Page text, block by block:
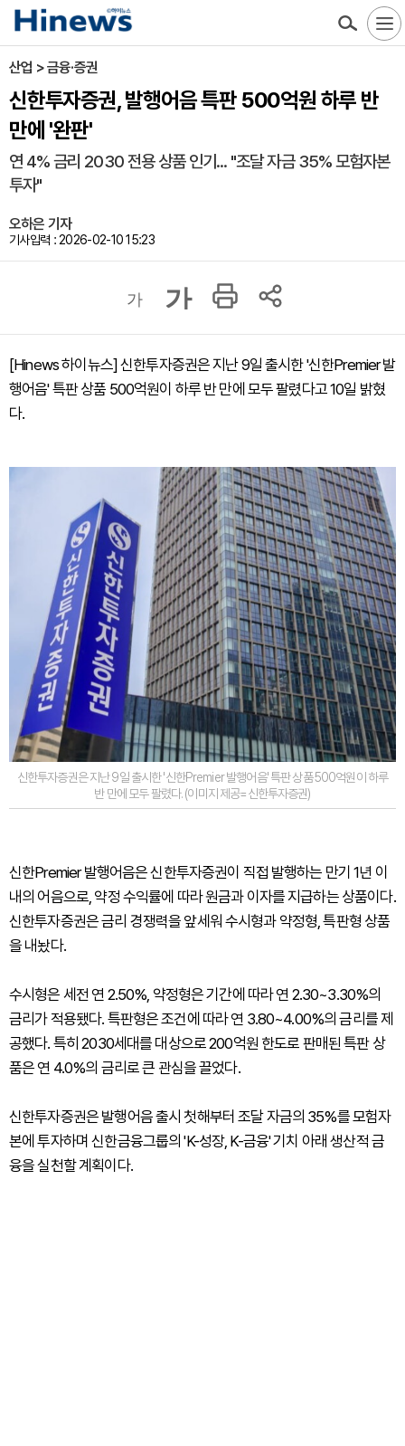
산업 > 금융·증권
신한투자증권, 발행어음 특판 500억원 하루 반
만에 '완판'
연 4% 금리 2030 전용 상품 인기... "조달 자금 35% 모험자본
투자"
오하은 기자
기사입력 : 2026-02-10 15:23
가 가
[Hinews 하이뉴스] 신한투자증권은 지난 9일 출시한 '신한Premier 발
행어음' 특판 상품 500억원이 하루 반 만에 모두 팔렸다고 10일 밝혔
다.
신한투자증권은 지난 9일 출시한 '신한Premier 발행어음' 특판 상품 500억원이 하루
반 만에 모두 팔렸다. (이미지 제공=신한투자증권)
신한Premier 발행어음은 신한투자증권이 직접 발행하는 만기 1년 이
내의 어음으로, 약정 수익률에 따라 원금과 이자를 지급하는 상품이다.
신한투자증권은 금리 경쟁력을 앞세워 수시형과 약정형, 특판형 상품
을 내놨다.
수시형은 세전 연 2.50%, 약정형은 기간에 따라 연 2.30~3.30%의
금리가 적용됐다. 특판형은 조건에 따라 연 3.80~4.00%의 금리를 제
공했다. 특히 2030세대를 대상으로 200억원 한도로 판매된 특판 상
품은 연 4.0%의 금리로 큰 관심을 끌었다.
신한투자증권은 발행어음 출시 첫해부터 조달 자금의 35%를 모험자
본에 투자하며 신한금융그룹의 'K-성장, K-금융' 기치 아래 생산적 금
융을 실천할 계획이다.